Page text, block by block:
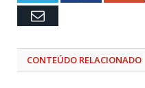
Email
CONTEÚDO RELACIONADO